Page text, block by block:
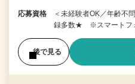
応募資格
＜未経験者OK／年齢
録多数★ ※スマートフ
後で見る